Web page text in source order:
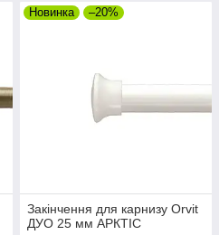
Новинка –20%
Закінчення для карнизу Orvit
ДУО 25 мм АРКТІС